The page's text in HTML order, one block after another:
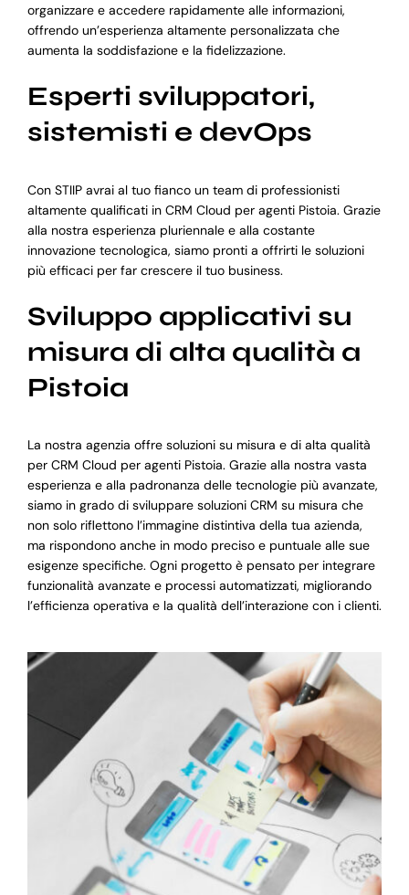
organizzare e accedere rapidamente alle informazioni,
offrendo un’esperienza altamente personalizzata che
aumenta la soddisfazione e la fidelizzazione.
Esperti sviluppatori,
sistemisti e devOps
Con STIIP avrai al tuo fianco un team di professionisti
altamente qualificati in CRM Cloud per agenti Pistoia. Grazie
alla nostra esperienza pluriennale e alla costante
innovazione tecnologica, siamo pronti a offrirti le soluzioni
più efficaci per far crescere il tuo business.
Sviluppo applicativi su
misura di alta qualità a
Pistoia
La nostra agenzia offre soluzioni su misura e di alta qualità
per CRM Cloud per agenti Pistoia. Grazie alla nostra vasta
esperienza e alla padronanza delle tecnologie più avanzate,
siamo in grado di sviluppare soluzioni CRM su misura che
non solo riflettono l’immagine distintiva della tua azienda,
ma rispondono anche in modo preciso e puntuale alle sue
esigenze specifiche. Ogni progetto è pensato per integrare
funzionalità avanzate e processi automatizzati, migliorando
l’efficienza operativa e la qualità dell’interazione con i clienti.